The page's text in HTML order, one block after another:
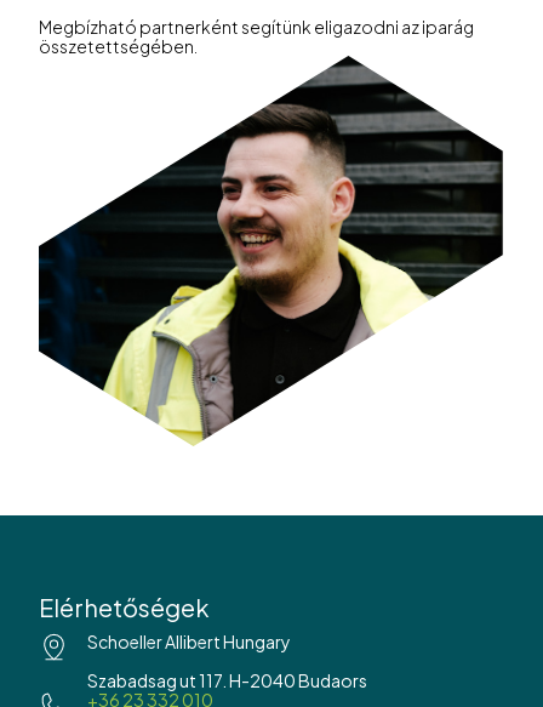
Megbízható partnerként segítünk eligazodni az iparág
összetettségében.
Elérhetőségek
Schoeller Allibert Hungary
Szabadsag ut 117. H-2040 Budaors
+36 23 332 010